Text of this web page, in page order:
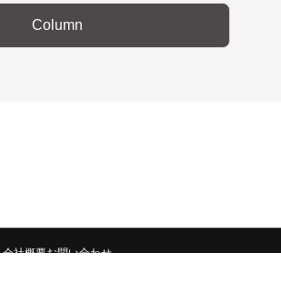
Column
会社概要お問い合わせ